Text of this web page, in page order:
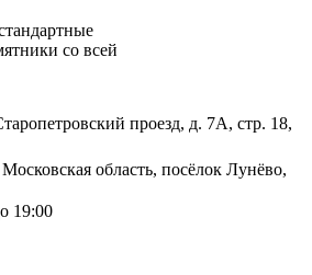
со всей
проезд, д. 7А, стр. 18,
область, посёлок Лунёво,
19:00